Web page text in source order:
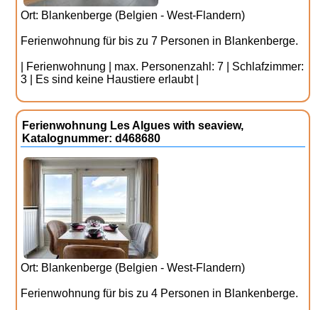
Ort: Blankenberge (Belgien - West-Flandern)
Ferienwohnung für bis zu 7 Personen in Blankenberge.
| Ferienwohnung | max. Personenzahl: 7 | Schlafzimmer:
3 | Es sind keine Haustiere erlaubt |
Ferienwohnung Les Algues with seaview,
Katalognummer: d468680
Ort: Blankenberge (Belgien - West-Flandern)
Ferienwohnung für bis zu 4 Personen in Blankenberge.